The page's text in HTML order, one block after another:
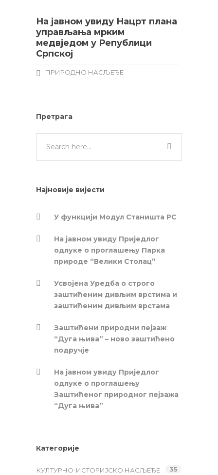
На јавном увиду Нацрт плана
управљања мрким
медвједом у Републици
Српској
ПРИРОДНО НАСЉЕЂЕ
Претрага
Најновије вијести
У функцији Модул Станишта РС
На јавном увиду Приједлог
oдлуке о проглашењу Парка
природе “Велики Столац”
Усвојена Уредба о строго
заштићеним дивљим врстима и
заштићеним дивљим врстама
Заштићени природни пејзаж
“Дуга њива” – ново заштићено
подручје
На јавном увиду Приједлог
oдлуке о проглашењу
Заштићеног природног пејзажа
“Дуга њива”
Категорије
КУЛТУРНО-ИСТОРИЈСКО НАСЉЕЂЕ 35